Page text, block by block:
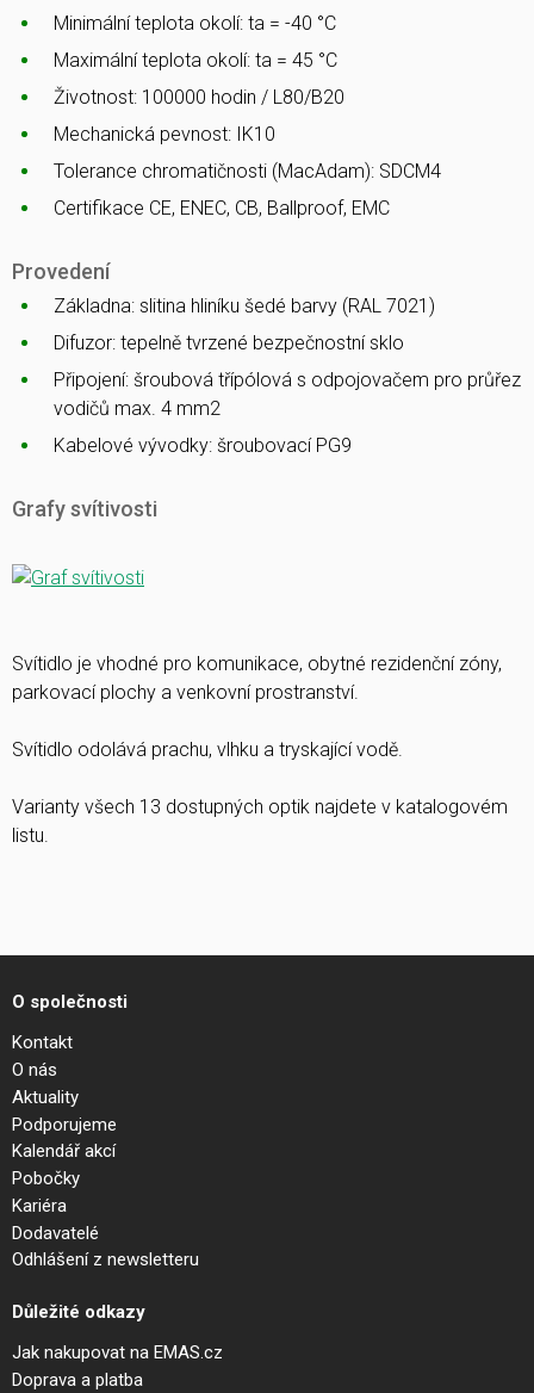
Minimální teplota okolí: ta = -40 °C
Maximální teplota okolí: ta = 45 °C
Životnost: 100000 hodin / L80/B20
Mechanická pevnost: IK10
Tolerance chromatičnosti (MacAdam): SDCM4
Certifikace CE, ENEC, CB, Ballproof, EMC
Provedení
Základna: slitina hliníku šedé barvy (RAL 7021)
Difuzor: tepelně tvrzené bezpečnostní sklo
Připojení: šroubová třípólová s odpojovačem pro průřez
vodičů max. 4 mm2
Kabelové vývodky: šroubovací PG9
Grafy svítivosti
Svítidlo je vhodné pro komunikace, obytné rezidenční zóny,
parkovací plochy a venkovní prostranství.
Svítidlo odolává prachu, vlhku a tryskající vodě.
Varianty všech 13 dostupných optik najdete v katalogovém
listu.
O společnosti
Kontakt
O nás
Aktuality
Podporujeme
Kalendář akcí
Pobočky
Kariéra
Dodavatelé
Odhlášení z newsletteru
Důležité odkazy
Jak nakupovat na EMAS.cz
Doprava a platba